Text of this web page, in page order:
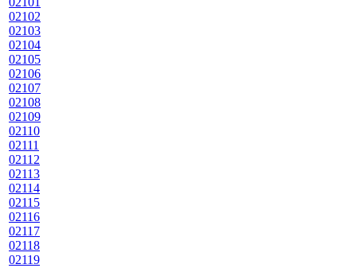
02102
02103
02104
02105
02106
02107
02108
02109
02110
02111
02112
02113
02114
02115
02116
02117
02118
02119